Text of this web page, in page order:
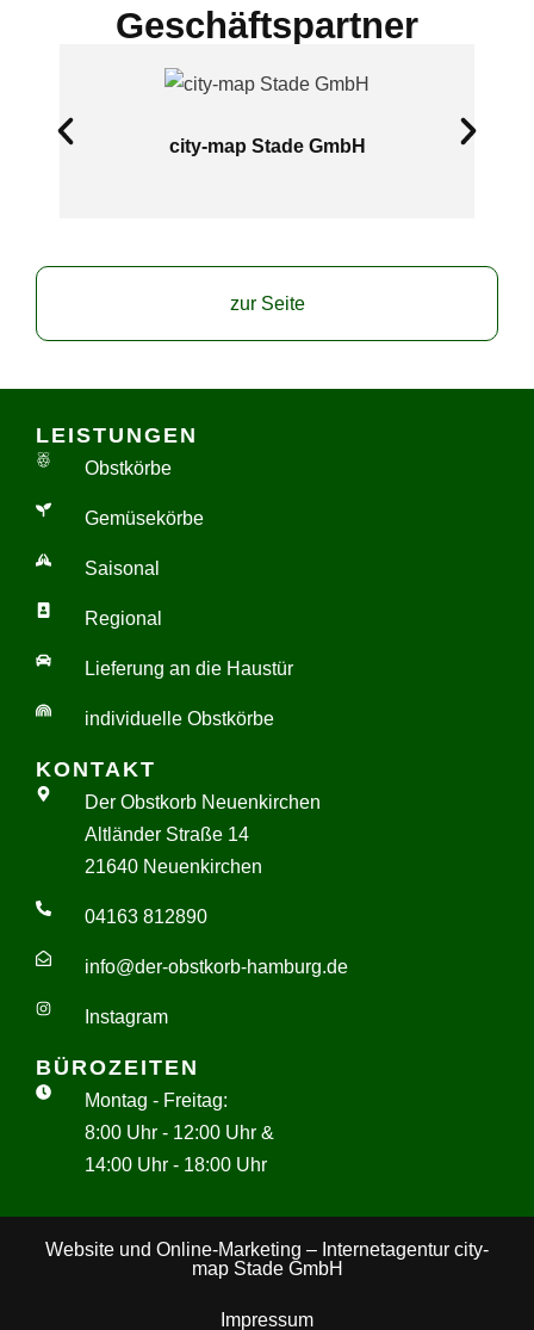
Geschäftspartner
city-map Stade GmbH
zur Seite
LEISTUNGEN
Obstkörbe
Gemüsekörbe
Saisonal
Regional
Lieferung an die Haustür
individuelle Obstkörbe
KONTAKT
Der Obstkorb Neuenkirchen
Altländer Straße 14
21640 Neuenkirchen
04163 812890
info@der-obstkorb-hamburg.de
Instagram
BÜROZEITEN
Montag - Freitag:
8:00 Uhr - 12:00 Uhr &
14:00 Uhr - 18:00 Uhr
Website und Online-Marketing – Internetagentur city-
map Stade GmbH
Impressum